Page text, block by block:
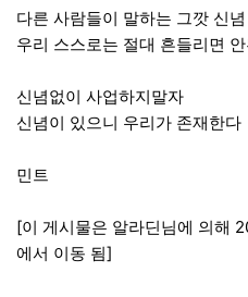
다른 사람들이 말하는 그깟 신념
우리 스스로는 절대 흔들리면
신념없이 사업하지말자
신념이 있으니 우리가 존재한다
민트
[이 게시물은 알라딘님에 의해
에서 이동 됨]